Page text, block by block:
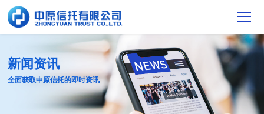
新闻资讯
全面获取中原信托的即时资讯